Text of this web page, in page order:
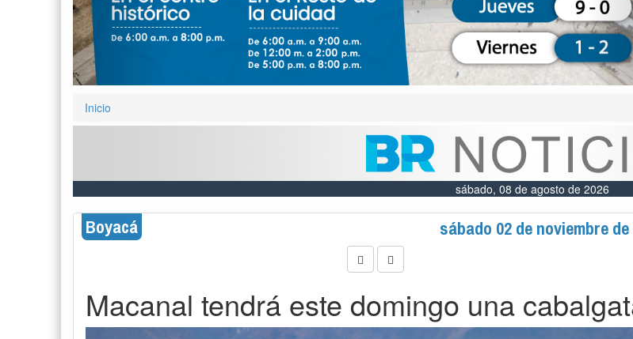
Inicio
sábado, 08 de agosto de 2026
Boyacá sábado 02 de noviembre de
Macanal tendrá este domingo una